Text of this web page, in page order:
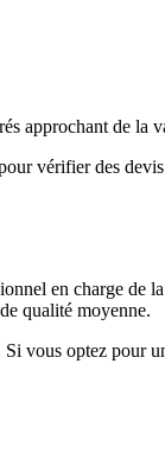
approchant de la
vérifier des
en charge de
qualité moyenne.
vous optez pour